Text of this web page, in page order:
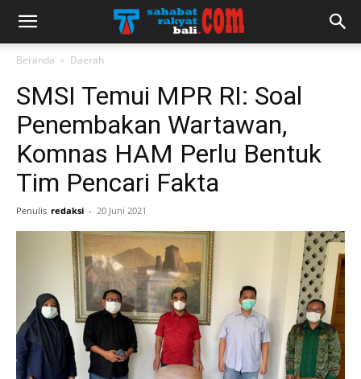
Beranda Daerah
SMSI Temui MPR RI: Soal
Penembakan Wartawan,
Komnas HAM Perlu Bentuk
Tim Pencari Fakta
Penulis redaksi - 20 Juni 2021